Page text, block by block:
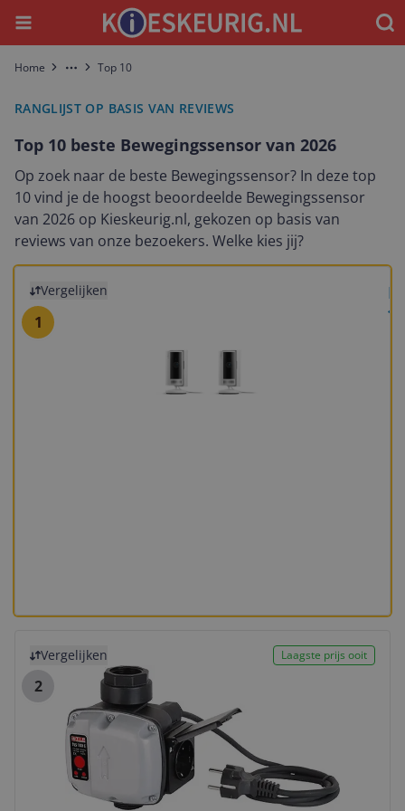
Menu
Home More Top 10
RANGLIJST OP BASIS VAN REVIEWS
Top 10 beste Bewegingssensor van 2026
Op zoek naar de beste Bewegingssensor? In deze top
10 vind je de hoogst beoordeelde Bewegingssensor
van 2026 op Kieskeurig.nl, gekozen op basis van
reviews van onze bezoekers. Welke kies jij?
Vergelijken
1
Vergelijken Laagste prijs ooit
2